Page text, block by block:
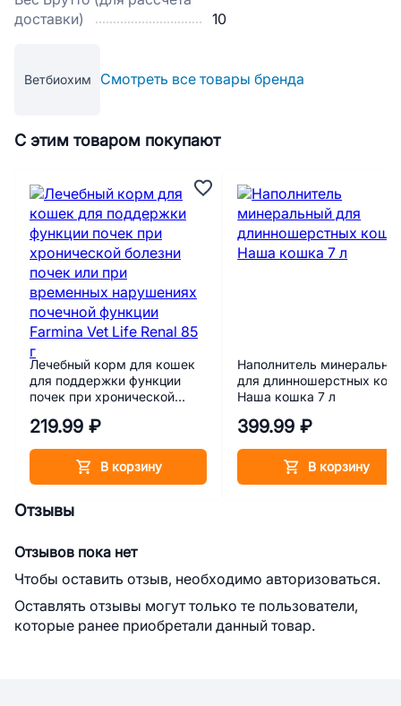
доставки)
10
Ветбиохим Смотреть все товары бренда
С этим товаром покупают
Лечебный корм для кошек
для поддержки функции
почек при хронической
временных нарушениях
Vet Life Renal 85 г
219.99 ₽
В корзину
Наполнитель
для длинношерстных
Наша кошка 7 л
399.99 ₽
В корзину
Отзывы
Отзывов пока нет
Чтобы оставить отзыв, необходимо авторизоваться.
Оставлять отзывы могут только те пользователи,
которые ранее приобретали данный товар.